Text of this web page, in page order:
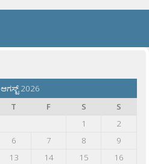
ಆಗಸ್ಟ್ 2026
T F S
S
1
2
6 7 8
9
13 14 15
16